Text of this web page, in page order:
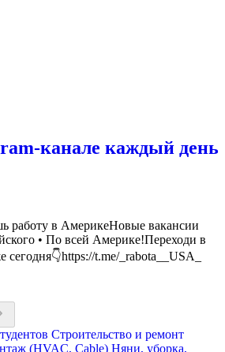
канале каждый день
работу в АмерикеНовые вакансии
• По всей Америке!Переходи в
t.me/_rabota__USA_
Строительство и ремонт
(HVAC, Cable) Няни, уборка,